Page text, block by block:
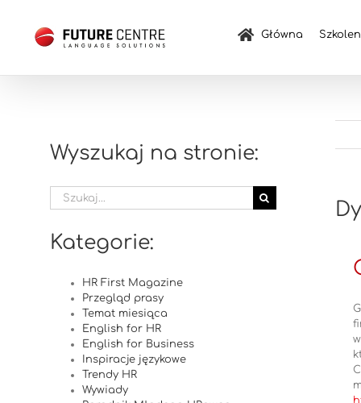
zawartości
Główna
Wyszukaj na stronie:
Szukaj
Kategorie:
HR First Magazine
Przegląd prasy
Temat miesiąca
English for HR
English for Business
Inspiracje językowe
Trendy HR
Wywiady